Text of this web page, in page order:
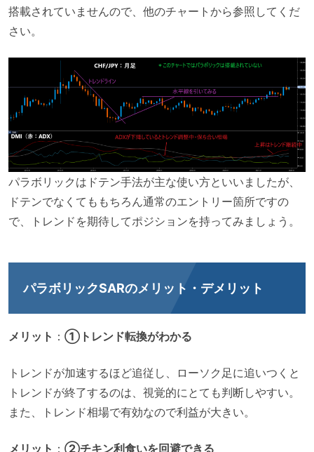
搭載されていませんので、他のチャートから参照してくだ
さい。
パラボリックはドテン手法が主な使い方といいましたが、
ドテンでなくてももちろん通常のエントリー箇所ですの
で、トレンドを期待してポジションを持ってみましょう。
パラボリックSARのメリット・デメリット
メリット ： ①トレンド転換がわかる
トレンドが加速するほど追従し、ローソク足に追いつくと
トレンドが終了するのは、視覚的にとても判断しやすい。
また、トレンド相場で有効なので利益が大きい。
メリット ： ②チキン利食いを回避できる